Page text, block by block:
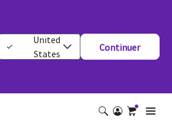
United
States
Continuer